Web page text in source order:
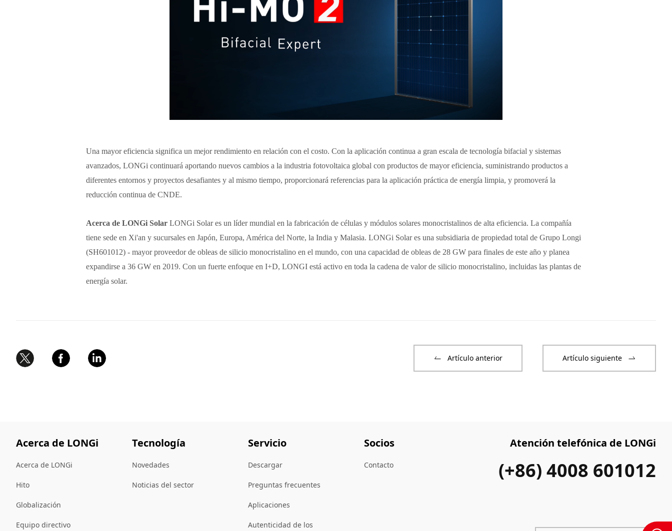
Una mayor eficiencia significa un mejor rendimiento en relación con el costo. Con la aplicación continua a gran escala de tecnología bifacial y sistemas
avanzados, LONGi continuará aportando nuevos cambios a la industria fotovoltaica global con productos de mayor eficiencia, suministrando productos a
diferentes entornos y proyectos desafiantes y al mismo tiempo, proporcionará referencias para la aplicación práctica de energía limpia, y promoverá la
reducción continua de CNDE.
Acerca de LONGi Solar LONGi Solar es un líder mundial en la fabricación de células y módulos solares monocristalinos de alta eficiencia. La compañía
tiene sede en Xi'an y sucursales en Japón, Europa, América del Norte, la India y Malasia. LONGi Solar es una subsidiaria de propiedad total de Grupo Longi
(SH601012) - mayor proveedor de obleas de silicio monocristalino en el mundo, con una capacidad de obleas de 28 GW para finales de este año y planea
expandirse a 36 GW en 2019. Con un fuerte enfoque en I+D, LONGI está activo en toda la cadena de valor de silicio monocristalino, incluidas las plantas de
energía solar.
Artículo anterior Artículo siguiente
Acerca de LONGi
Acerca de LONGi
Hito
Globalización
Equipo directivo
Tecnología
Novedades
Noticias del sector
Servicio
Descargar
Preguntas frecuentes
Aplicaciones
Autenticidad de los
Socios
Contacto
Atención telefónica de LONGi
(+86) 4008 601012